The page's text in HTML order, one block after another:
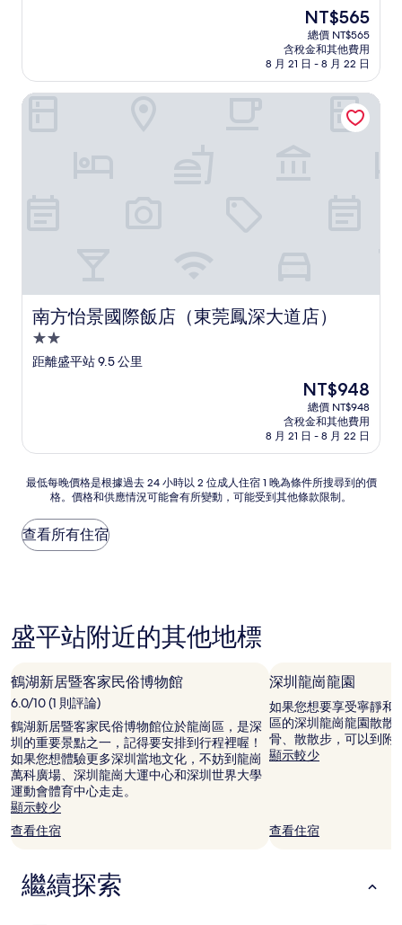
現
在
價
格
為
NT$565
NT$565
總價 NT$565
含稅金和其他費用
8 月 21 日 - 8 月 22 日
南方怡景國際飯店（東莞鳳深大道店）
南方怡景國際飯店（東莞鳳深大道店）
2.0
星
距離盛平站 9.5 公里
現
在
價
格
為
NT$948
總價 NT$948
含稅金和其他費用
8 月 21 日 - 8 月 22 日
南方怡景國際飯店（東莞鳳深大道店）
最
晚
價
過
去
小
時
以
2
位
成
人
住
宿
1
晚
條
件
最低每晚價格是根據過去 24 小時以 2 位成人住宿 1 晚為條件所搜尋到的價
格。價格和供應情況可能會有所變動，可能受到其他條款限制。
查看所有住宿
盛平站附近的其他地標
鶴湖新居暨客家民俗博物館
6.0/10 (1 則評論)
鶴湖新居暨客家民俗博物館位於龍崗區，是深
圳的重要景點之一，記得要安排到行程裡喔！
如果您想體驗更多深圳當地文化，不妨到龍崗
萬科廣場、深圳龍崗大運中心和深圳世界大學
運動會體育中心走走。
顯示較少
查看住宿
深圳龍崗龍園
如果您想要享受寧靜和
區的深圳龍崗龍園散散
骨、散散步，可以到附
顯示較少
查看住宿
繼續探索